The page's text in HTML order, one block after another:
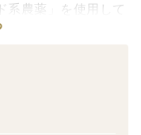
系農薬」を使用して
濃いアスパラガスで